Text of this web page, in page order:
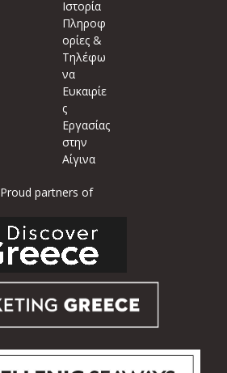
Ιστορία
Πληροφ
ορίες &
Τηλέφω
να
Ευκαιρίε
ς
Εργασίας
στην
Αίγινα
Proud partners of